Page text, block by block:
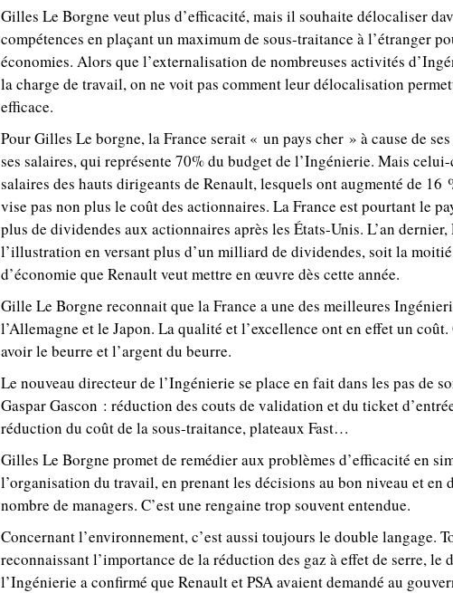
Gilles Le Borgne veut plus d’efficacité, mais il souhaite délocaliser
compétences en plaçant un maximum de sous-traitance à l’étranger
économies. Alors que l’externalisation de nombreuses activités
la charge de travail, on ne voit pas comment leur délocalisation
efficace.
Pour Gilles Le borgne, la France serait « un pays cher » à cause de
ses salaires, qui représente 70% du budget de l’Ingénierie. Mais
salaires des hauts dirigeants de Renault, lesquels ont augmenté de 16
vise pas non plus le coût des actionnaires. La France est pourtant le
plus de dividendes aux actionnaires après les États-Unis. L’an dernier,
l’illustration en versant plus d’un milliard de dividendes, soit la
d’économie que Renault veut mettre en œuvre dès cette année.
Gille Le Borgne reconnait que la France a une des meilleures
l’Allemagne et le Japon. La qualité et l’excellence ont en effet un coût.
avoir le beurre et l’argent du beurre.
Le nouveau directeur de l’Ingénierie se place en fait dans les pas de
Gaspar Gascon : réduction des couts de validation et du ticket
réduction du coût de la sous-traitance, plateaux Fast…
Gilles Le Borgne promet de remédier aux problèmes d’efficacité en
l’organisation du travail, en prenant les décisions au bon niveau et en
nombre de managers. C’est une rengaine trop souvent entendue.
Concernant l’environnement, c’est aussi toujours le double langage.
reconnaissant l’importance de la réduction des gaz à effet de serre, le
l’Ingénierie a confirmé que Renault et PSA avaient demandé au